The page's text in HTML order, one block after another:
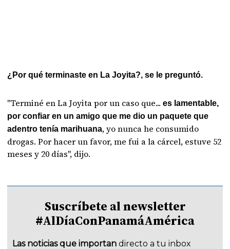
¿Por qué terminaste en La Joyita?, se le preguntó.
"Terminé en La Joyita por un caso que... es lamentable,
por confiar en un amigo que me dio un paquete que
adentro tenía marihuana, yo nunca he consumido
drogas. Por hacer un favor, me fui a la cárcel, estuve 52
meses y 20 días", dijo.
Suscríbete al newsletter
#AlDíaConPanamáAmérica
Las noticias que importan directo a tu inbox